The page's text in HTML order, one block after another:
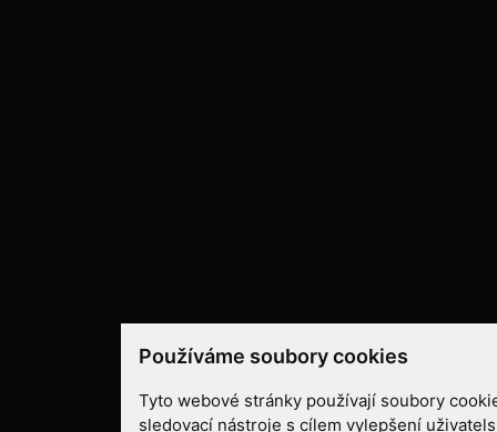
Používáme soubory cookies
Tyto webové stránky používají soubory
sledovací nástroje s cílem vylepšení